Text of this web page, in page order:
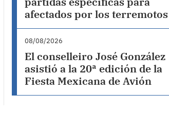
afectados por los terremotos
08/08/2026
El conselleiro José González
asistió a la 20ª edición de la
Fiesta Mexicana de Avión